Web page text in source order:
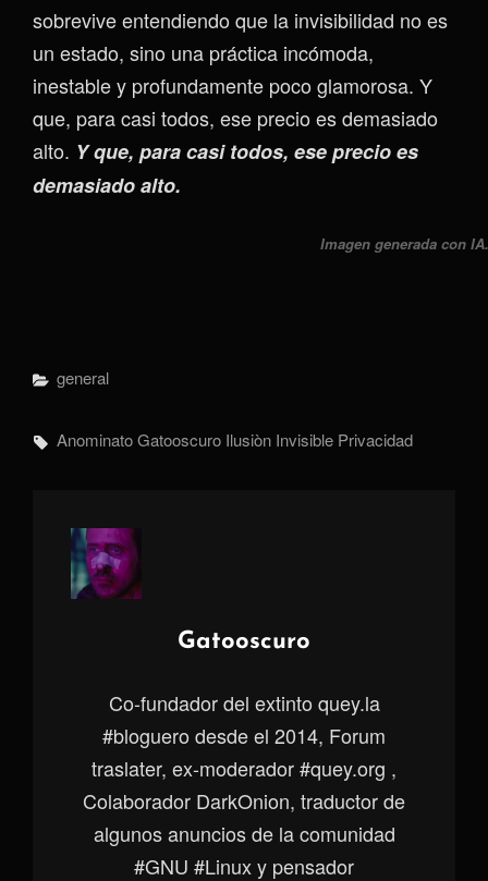
sobrevive entendiendo que la invisibilidad no es
un estado, sino una práctica incómoda,
inestable y profundamente poco glamorosa. Y
que, para casi todos, ese precio es demasiado
alto. Y que, para casi todos, ese precio es
demasiado alto.
Imagen generada con IA.
Categorías
General
Etiquetas,
AnominatoGatooscuro Ilusiòn Invisible Privacidad
Autor:
Gatooscuro
Co-fundador del extinto quey.la
#bloguero desde el 2014, Forum
traslater, ex-moderador #quey.org ,
Colaborador DarkOnion, traductor de
algunos anuncios de la comunidad
#GNU #Linux y pensador